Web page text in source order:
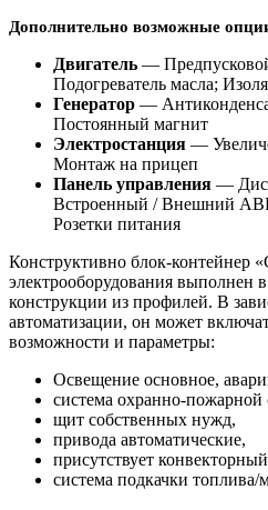
Дополнительно возможные
Двигатель —
Подогреватель масла;
Генератор —
Постоянный магнит
Электростанция —
Монтаж на прицеп
Панель управления —
Встроенный / Внешний
Розетки питания
Конструктивно блок-контейнер
электрооборудования выполнен
конструкции из профилей. В
автоматизации, он может
возможности и параметры:
Освещение основное,
система охранно-пожарной
щит собственных нужд,
привода автоматические,
присутствует
система подкачки топлива/